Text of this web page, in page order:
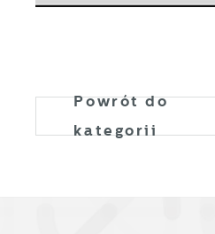
Powrótdo
kategorii